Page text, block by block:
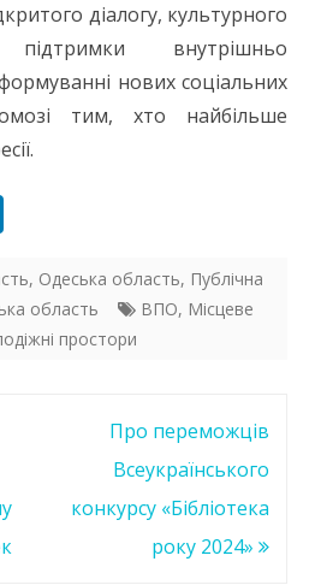
діалогу, культурного
внутрішньо
нових соціальних
тим, хто найбільше
k
e
, Одеська область, Публічна
область ВПО, Місцеве
простори
Про переможців
Всеукраїнського
конкурсу «Бібліотека
року 2024»